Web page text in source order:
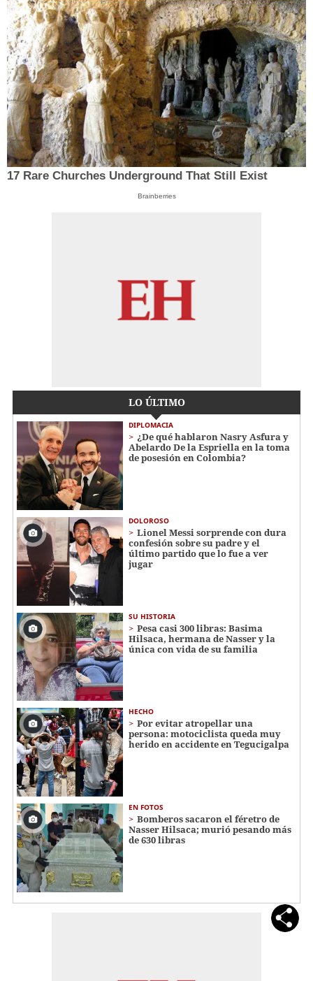
17 Rare Churches Underground That Still Exist
Brainberries
LO ÚLTIMO
DIPLOMACIA
¿De qué hablaron Nasry Asfura y
Abelardo De la Espriella en la toma
de posesión en Colombia?
DOLOROSO
Lionel Messi sorprende con dura
confesión sobre su padre y el
último partido que lo fue a ver
jugar
SU HISTORIA
Pesa casi 300 libras: Basima
Hilsaca, hermana de Nasser y la
única con vida de su familia
HECHO
Por evitar atropellar una
persona: motociclista queda muy
herido en accidente en Tegucigalpa
EN FOTOS
Bomberos sacaron el féretro de
Nasser Hilsaca; murió pesando más
de 630 libras